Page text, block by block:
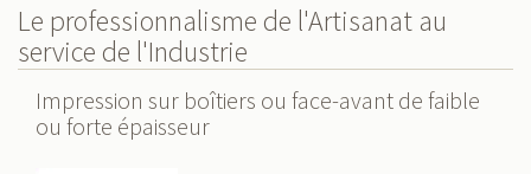
Le professionnalisme de l'Artisanat au
service de l'Industrie
Impression sur boîtiers ou face-avant de faible
ou forte épaisseur